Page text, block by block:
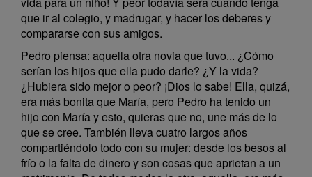
que ir al colegio, y madrugar, y hacer los deberes y
compararse con sus amigos.
Pedro piensa: aquella otra novia que tuvo... ¿Cómo
serían los hijos que ella pudo darle? ¿Y la vida?
¿Hubiera sido mejor o peor? ¡Dios lo sabe! Ella, quizá,
era más bonita que María, pero Pedro ha tenido un
hijo con María y esto, quieras que no, une más de lo
que se cree. También lleva cuatro largos años
compartiéndolo todo con su mujer: desde los besos al
frío o la falta de dinero y son cosas que aprietan a un